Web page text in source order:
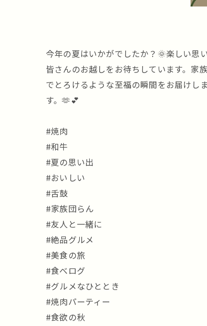
今年の夏はいかがでしたか？🌞楽しい思
皆さんのお越しをお待ちしています。家
でとろけるような至福の瞬間をお届けし
す。🫶💕
#焼肉
#和牛
#夏の思い出
#おいしい
#舌鼓
#家族団らん
#友人と一緒に
#絶品グルメ
#美食の旅
#食べログ
#グルメなひととき
#焼肉パーティー
#食欲の秋